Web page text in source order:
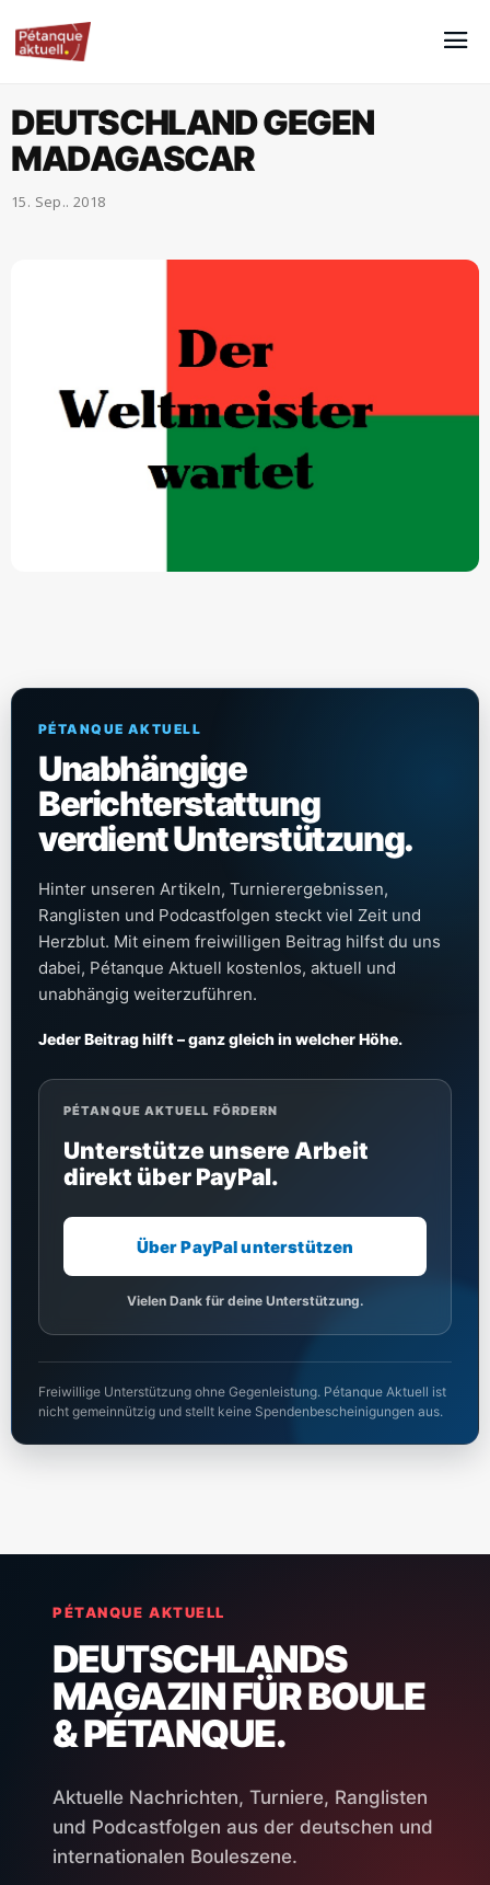
DEUTSCHLAND GEGEN
MADAGASCAR
15. Sep.. 2018
PÉTANQUE AKTUELL
Unabhängige
Berichterstattung
verdient Unterstützung.
Hinter unseren Artikeln, Turnierergebnissen,
Ranglisten und Podcastfolgen steckt viel Zeit und
Herzblut. Mit einem freiwilligen Beitrag hilfst du uns
dabei, Pétanque Aktuell kostenlos, aktuell und
unabhängig weiterzuführen.
Jeder Beitrag hilft – ganz gleich in welcher Höhe.
PÉTANQUE AKTUELL FÖRDERN
Unterstütze unsere Arbeit
direkt über PayPal.
Über PayPal unterstützen
Vielen Dank für deine Unterstützung.
Freiwillige Unterstützung ohne Gegenleistung. Pétanque Aktuell ist
nicht gemeinnützig und stellt keine Spendenbescheinigungen aus.
PÉTANQUE AKTUELL
DEUTSCHLANDS
MAGAZIN FÜR BOULE
& PÉTANQUE.
Aktuelle Nachrichten, Turniere, Ranglisten
und Podcastfolgen aus der deutschen und
internationalen Bouleszene.